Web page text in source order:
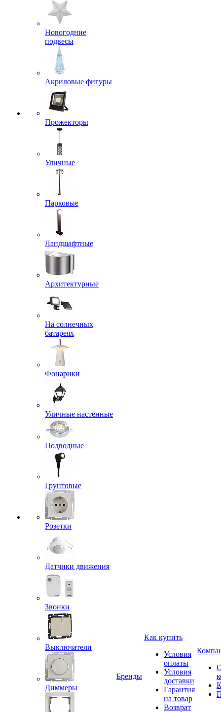
Новогодние
подвесы
Акриловые фигуры
Прожекторы
Уличные
Парковые
Ландшафтные
Архитектурные
На солнечных
батареях
Фонарики
Уличные настенные
Подводные
Грунтовые
Розетки
Датчики движения
Звонки
Выключатели
Диммеры
Бренды
Как купить
Условия
оплаты
Условия
доставки
Гарантия
на товар
Возврат